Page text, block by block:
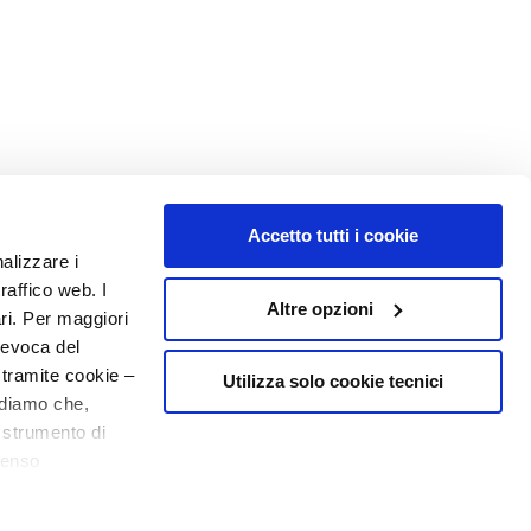
i
web. I
Per maggiori
del
cookie –
che,
di
Accetto tutti i cookie
Altre opzioni
Utilizza solo cookie tecnici